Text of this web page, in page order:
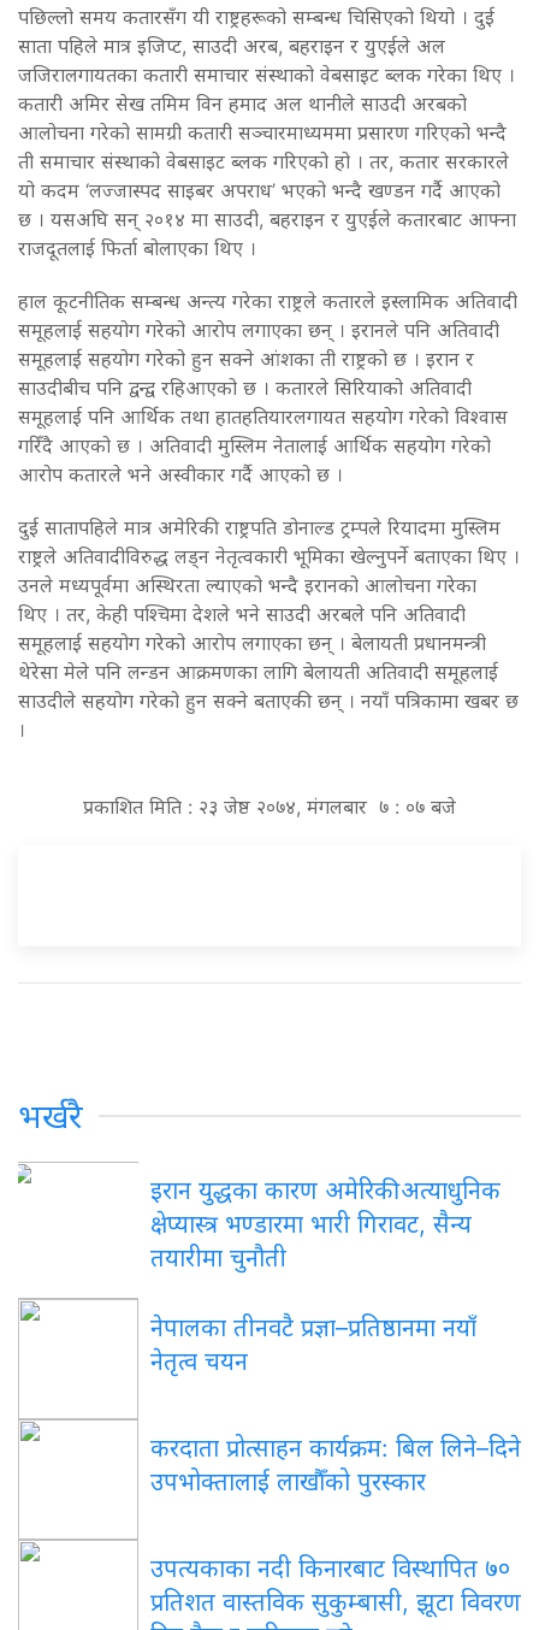
पछिल्लो समय कतारसँग यी राष्ट्रहरूको सम्बन्ध चिसिएको थियो । दुई
साता पहिले मात्र इजिप्ट, साउदी अरब, बहराइन र युएईले अल
जजिरालगायतका कतारी समाचार संस्थाको वेबसाइट ब्लक गरेका थिए ।
कतारी अमिर सेख तमिम विन हमाद अल थानीले साउदी अरबको
आलोचना गरेको सामग्री कतारी सञ्चारमाध्यममा प्रसारण गरिएको भन्दै
ती समाचार संस्थाको वेबसाइट ब्लक गरिएको हो । तर, कतार सरकारले
यो कदम ‘लज्जास्पद साइबर अपराध’ भएको भन्दै खण्डन गर्दै आएको
छ । यसअघि सन् २०१४ मा साउदी, बहराइन र युएईले कतारबाट आफ्ना
राजदूतलाई फिर्ता बोलाएका थिए ।
हाल कूटनीतिक सम्बन्ध अन्त्य गरेका राष्ट्रले कतारले इस्लामिक अतिवादी
समूहलाई सहयोग गरेको आरोप लगाएका छन् । इरानले पनि अतिवादी
समूहलाई सहयोग गरेको हुन सक्ने आंशका ती राष्ट्रको छ । इरान र
साउदीबीच पनि द्वन्द्व रहिआएको छ । कतारले सिरियाको अतिवादी
समूहलाई पनि आर्थिक तथा हातहतियारलगायत सहयोग गरेको विश्वास
गरिँदै आएको छ । अतिवादी मुस्लिम नेतालाई आर्थिक सहयोग गरेको
आरोप कतारले भने अस्वीकार गर्दै आएको छ ।
दुई सातापहिले मात्र अमेरिकी राष्ट्रपति डोनाल्ड ट्रम्पले रियादमा मुस्लिम
राष्ट्रले अतिवादीविरुद्ध लड्न नेतृत्वकारी भूमिका खेल्नुपर्ने बताएका थिए ।
उनले मध्यपूर्वमा अस्थिरता ल्याएको भन्दै इरानको आलोचना गरेका
थिए । तर, केही पश्चिमा देशले भने साउदी अरबले पनि अतिवादी
समूहलाई सहयोग गरेको आरोप लगाएका छन् । बेलायती प्रधानमन्त्री
थेरेसा मेले पनि लन्डन आक्रमणका लागि बेलायती अतिवादी समूहलाई
साउदीले सहयोग गरेको हुन सक्ने बताएकी छन् । नयाँ पत्रिकामा खबर छ
।
प्रकाशित मिति : २३ जेष्ठ २०७४, मंगलबार ७ : ०७ बजे
भर्खरै
इरान युद्धका कारण अमेरिकी अत्याधुनिक
क्षेप्यास्त्र भण्डारमा भारी गिरावट, सैन्य
तयारीमा चुनौती
नेपालका तीनवटै प्रज्ञा–प्रतिष्ठानमा नयाँ
नेतृत्व चयन
करदाता प्रोत्साहन कार्यक्रम: बिल लिने–दिने
उपभोक्तालाई लाखौँको पुरस्कार
उपत्यकाका नदी किनारबाट विस्थापित ७०
प्रतिशत वास्तविक सुकुम्बासी, झूटा विवरण